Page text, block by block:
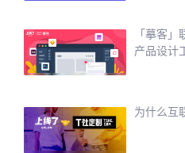
「摹客
产品设计
为什么互